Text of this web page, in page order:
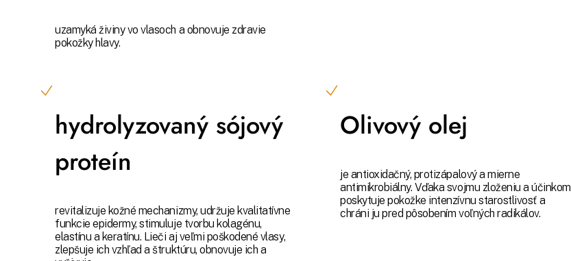
uzamyká živiny vo vlasoch a obnovuje zdravie
pokožky hlavy.
hydrolyzovaný sójový
proteín
revitalizuje kožné mechanizmy, udržuje kvalitatívne
funkcie epidermy, stimuluje tvorbu kolagénu,
elastínu a keratínu. Lieči aj veľmi poškodené vlasy,
zlepšuje ich vzhľad a štruktúru, obnovuje ich a
Olivový olej
je antioxidačný, protizápalový a mierne
antimikrobiálny. Vďaka svojmu zloženiu a účinkom
poskytuje pokožke intenzívnu starostlivosť a
chráni ju pred pôsobením voľných radikálov.